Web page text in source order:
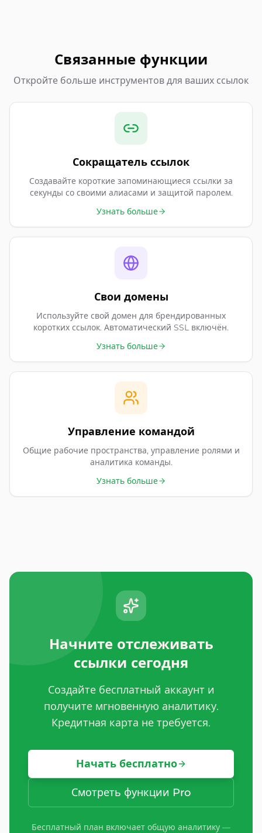
Связанные функции
Откройте больше инструментов для ваших ссылок
Сокращатель ссылок
Создавайте короткие запоминающиеся ссылки за
секунды со своими алиасами и защитой паролем.
Узнать больше
Свои домены
Используйте свой домен для брендированных
коротких ссылок. Автоматический SSL включён.
Узнать больше
Управление командой
Общие рабочие пространства, управление ролями и
аналитика команды.
Узнать больше
Начните отслеживать
ссылки сегодня
Создайте бесплатный аккаунт и
получите мгновенную аналитику.
Кредитная карта не требуется.
Начать бесплатно
Смотреть функции Pro
Бесплатный план включает общую аналитику —